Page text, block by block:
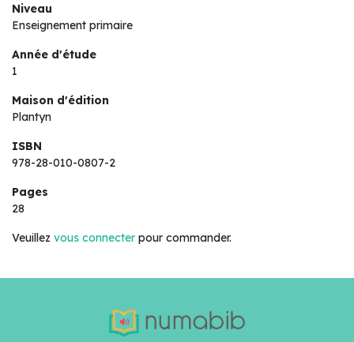
Niveau
Enseignement primaire
Année d'étude
1
Maison d'édition
Plantyn
ISBN
978-28-010-0807-2
Pages
28
Veuillez vous connecter pour commander.